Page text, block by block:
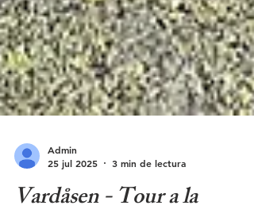
25 jul 2025
3 min de lectura